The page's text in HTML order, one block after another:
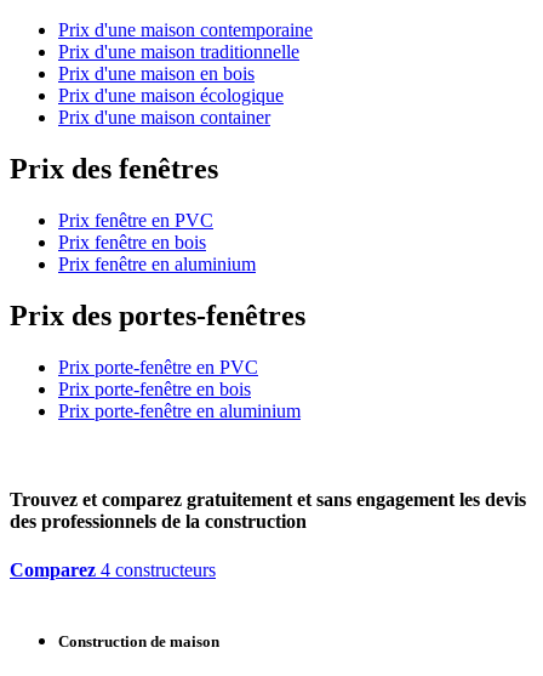
Prix d'une maison contemporaine
Prix d'une maison traditionnelle
Prix d'une maison en bois
Prix d'une maison écologique
Prix d'une maison container
Prix des fenêtres
Prix fenêtre en PVC
Prix fenêtre en bois
Prix fenêtre en aluminium
Prix des portes-fenêtres
Prix porte-fenêtre en PVC
Prix porte-fenêtre en bois
Prix porte-fenêtre en aluminium
Trouvez et comparez gratuitement et sans engagement les devis
des professionnels de la construction
Comparez 4 constructeurs
Construction de maison